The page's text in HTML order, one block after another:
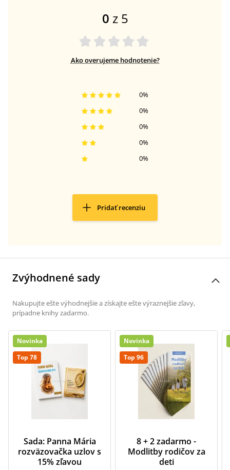
0 z 5
Ako overujeme hodnotenie?
0%
0%
0%
0%
0%
Pridať recenziu
Zvýhodnené sady
Nakupujte ešte výhodnejšie a získajte ešte výraznejšie zľavy,
prípadne knihy zadarmo.
Novinka
Top 78
Sada: Panna Mária
rozväzovačka uzlov s
15% zľavou
Novinka
Top 96
8 + 2 zadarmo -
Modlitby rodičov za
deti